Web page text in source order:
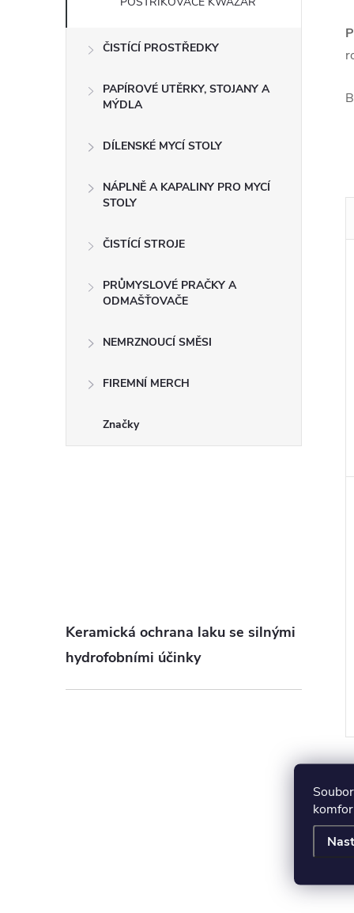
ČISTÍCÍ PROSTŘEDKY
PAPÍROVÉ UTĚRKY, STOJANY A
MÝDLA
DÍLENSKÉ MYCÍ STOLY
NÁPLNĚ A KAPALINY PRO MYCÍ
STOLY
ČISTÍCÍ STROJE
PRŮMYSLOVÉ PRAČKY A
ODMAŠŤOVAČE
NEMRZNOUCÍ SMĚSI
FIREMNÍ MERCH
Značky
Keramická ochrana laku se silnými
hydrofobními účinky